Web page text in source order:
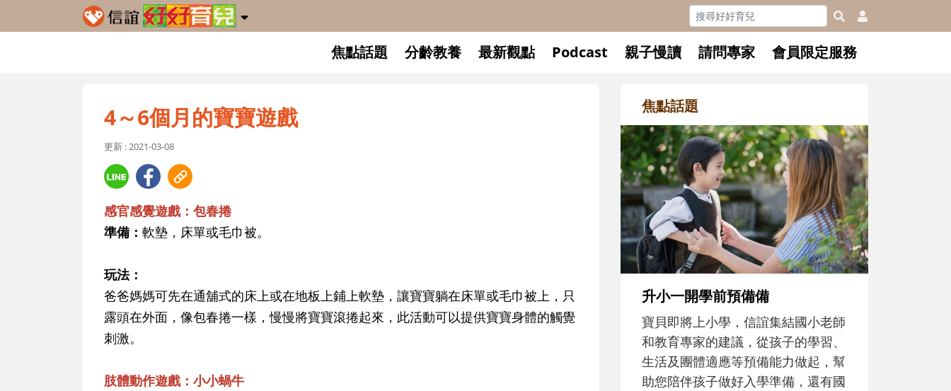
焦點話題 分齡教養 最新觀點 Podcast 親子慢讀 請問專家 會員限定服務
4～6個月的寶寶遊戲
更新 : 2021-03-08
感官感覺遊戲：包春捲
準備： 軟墊，床單或毛巾被。
玩法：
爸爸媽媽可先在通舖式的床上或在地板上鋪上軟墊，讓寶寶躺在床單或毛巾被上，只
露頭在外面，像包春捲一樣，慢慢將寶寶滾捲起來，此活動可以提供寶寶身體的觸覺
刺激。
肢體動作遊戲：小小蝸牛
焦點話題
升小一開學前預備備
寶貝即將上小學，信誼集結國小老師
和教育專家的建議，從孩子的學習、
生活及團體適應等預備能力做起，幫
助您陪伴孩子做好入學準備，還有國
和孩子一起長大的那個男人│讀
懂父親的不同模樣
沒有人天生就擅長當爸爸！男人總是
在一次次「前所未有」的體驗中，跟
著孩子一起長大。從給予安全感的肢
體遊戲，到獨立自主、角色認同及解
決問題的能力養成。爸爸正嘗試用不
同的模樣，參與孩子每個重要的成長
歷程。